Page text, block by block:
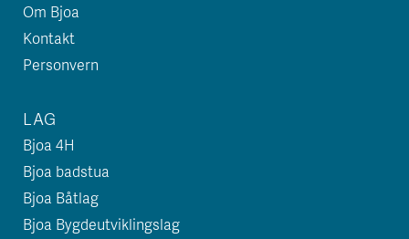
Om Bjoa
Kontakt
Personvern
LAG
Bjoa 4H
Bjoa badstua
Bjoa Båtlag
Bjoa Bygdeutviklingslag